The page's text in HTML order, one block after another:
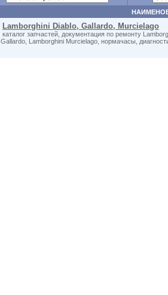
Lamborghini Diablo, Gallardo, Murcielago
каталог запчастей, документация по ремонту
Gallardo, Lamborghini Murcielago, нормачасы,